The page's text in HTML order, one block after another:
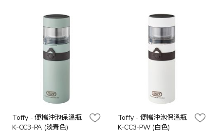
Toffy - 便攜沖泡保溫瓶
K-CC3-PA (淡青色)
Toffy - 便攜沖泡保溫瓶
K-CC3-PW (白色)